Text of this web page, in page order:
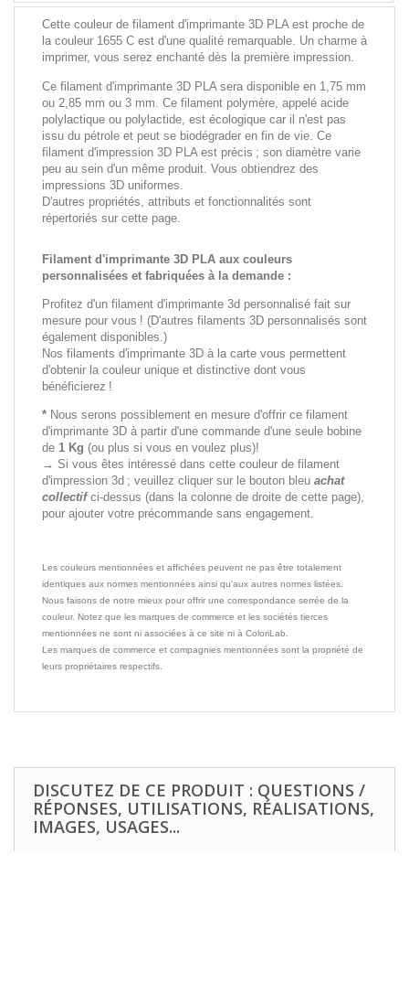
Cette couleur de filament d'imprimante 3D PLA est proche de
la couleur 1655 C est d'une qualité remarquable. Un charme à
imprimer, vous serez enchanté dès la première impression.
Ce filament d'imprimante 3D PLA sera disponible en 1,75 mm
ou 2,85 mm ou 3 mm. Ce filament polymère, appelé acide
polylactique ou polylactide, est écologique car il n'est pas
issu du pétrole et peut se biodégrader en fin de vie. Ce
filament d'impression 3D PLA est précis ; son diamètre varie
peu au sein d'un même produit. Vous obtiendrez des
impressions 3D uniformes.
D'autres propriétés, attributs et fonctionnalités sont
répertoriés sur cette page.
Filament d'imprimante 3D PLA aux couleurs
personnalisées et fabriquées à la demande :
Profitez d'un filament d'imprimante 3d personnalisé fait sur
mesure pour vous ! (D'autres filaments 3D personnalisés sont
également disponibles.)
Nos filaments d'imprimante 3D à la carte vous permettent
d'obtenir la couleur unique et distinctive dont vous
bénéficierez !
* Nous serons possiblement en mesure d'offrir ce filament
d'imprimante 3D à partir d'une commande d'une seule bobine
de 1 Kg (ou plus si vous en voulez plus)!
→ Si vous êtes intéressé dans cette couleur de filament
d'impression 3d ; veuillez cliquer sur le bouton bleu achat
collectifci-dessus (dans la colonne de droite de cette page),
pour ajouter votre précommande sans engagement.
Les couleurs mentionnées et affichées peuvent ne pas être totalement
identiques aux normes mentionnées ainsi qu'aux autres normes listées.
Nous faisons de notre mieux pour offrir une correspondance serrée de la
couleur. Notez que les marques de commerce et les sociétés tierces
mentionnées ne sont ni associées à ce site ni à ColoriLab.
Les marques de commerce et compagnies mentionnées sont la propriété de
leurs propriétaires respectifs.
DISCUTEZ DE CE PRODUIT : QUESTIONS /
RÉPONSES, UTILISATIONS, RÉALISATIONS,
IMAGES, USAGES...